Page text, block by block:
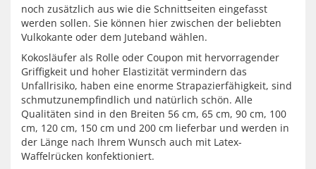
noch zusätzlich aus wie die Schnittseiten eingefasst
werden sollen. Sie können hier zwischen der beliebten
Vulkokante oder dem Juteband wählen.
Kokosläufer als Rolle oder Coupon mit hervorragender
Griffigkeit und hoher Elastizität vermindern das
Unfallrisiko, haben eine enorme Strapazierfähigkeit, sind
schmutzunempfindlich und natürlich schön. Alle
Qualitäten sind in den Breiten 56 cm, 65 cm, 90 cm, 100
cm, 120 cm, 150 cm und 200 cm lieferbar und werden in
der Länge nach Ihrem Wunsch auch mit Latex-
Waffelrücken konfektioniert.